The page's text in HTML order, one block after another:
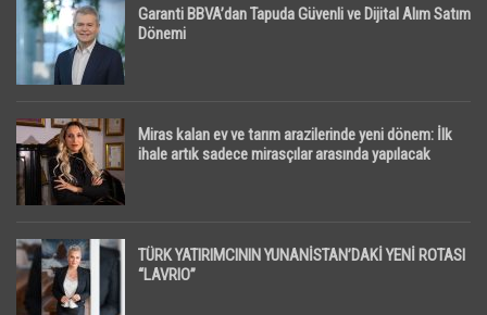
Garanti BBVA’dan Tapuda Güvenli ve Dijital Alım Satım
Dönemi
Miras kalan ev ve tarım arazilerinde yeni dönem: İlk
ihale artık sadece mirasçılar arasında yapılacak
TÜRK YATIRIMCININ YUNANİSTAN’DAKİ YENİ ROTASI
“LAVRIO”